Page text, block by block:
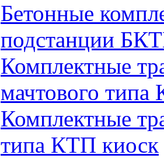
Бетонные
подстанции
Комплектные
мачтового
Комплектные
типа КТП киоск